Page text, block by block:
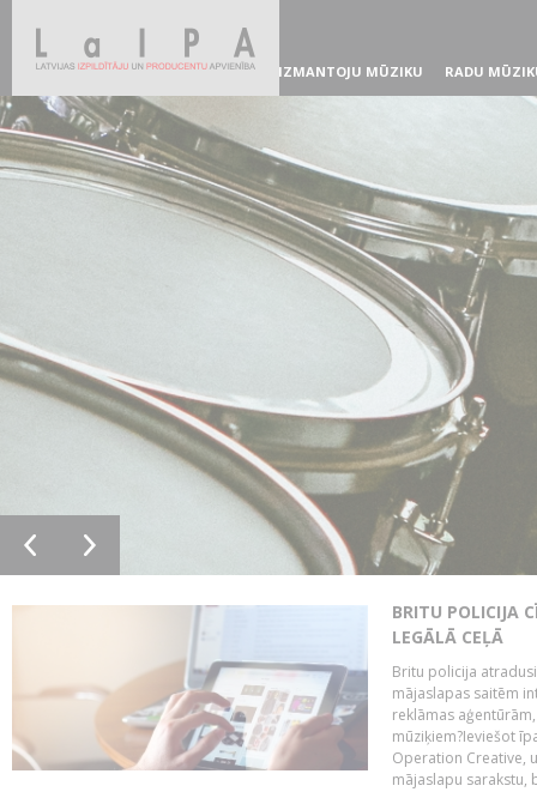
IZMANTOJU MŪZIKU RADU
BRITU POLICIJA
LEGĀLĀ CEĻĀ
Britu policija
mājaslapas saitēm
reklāmas
mūziķiem?Ieviešot
Operation Creative,
mājaslapu sarakstu,